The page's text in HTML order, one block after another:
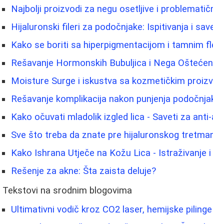
Najbolji proizvodi za negu osetljive i
Hijaluronski fileri za podočnjake: Ispitivanja i
Kako se boriti sa hiperpigmentacijom i tamnim
Rešavanje Hormonskih Bubuljica i Nega
Moisture Surge i iskustva sa kozmetičkim
Rešavanje komplikacija nakon punjenja
Kako očuvati mladolik izgled lica - Saveti za anti-
Sve što treba da znate pre hijaluronskog
Kako Ishrana Utječe na Kožu Lica - Istraživanje
Rešenje za akne: Šta zaista deluje?
Tekstovi na srodnim blogovima
Ultimativni vodič kroz CO2 laser, hemijske